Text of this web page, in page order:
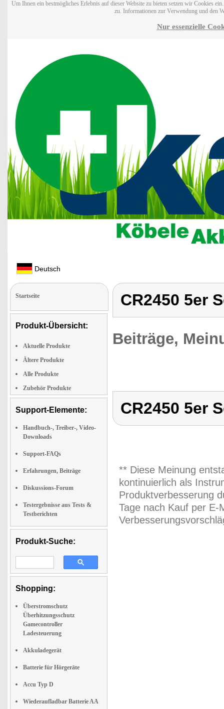
Um Ihnen ein bestmögliches Erlebnis auf dieser Website zu bieten setzen wir Cookies
zu. Informationen zur Verwendung und den
Nur essenzielle
Deutsch
Startseite
Produkt-Übersicht:
Aktuelle Produkte
Ältere Produkte
Alle Produkte
Zubehör Produkte
Support-Elemente:
Handbuch-, Treiber-, Video-
Downloads
Support-FAQs
Erfahrungen, Beiträge
Diskussions-Forum
Testergebnisse aus Tests &
Testberichten
Produkt-Suche:
Shopping:
Überstromschutz
Überhitzungsschutz
Gamecontroller
Ladesteuerung
Akkuladegerät
Batterie für Hörgeräte
Accu Typ D
Wiederaufladbar Batterie AA
CR2450 5er
Beiträge,
CR2450 5er
** Diese Meinung
kontinuierlich als
Produktverbesserung
Tage nach Kauf per E-